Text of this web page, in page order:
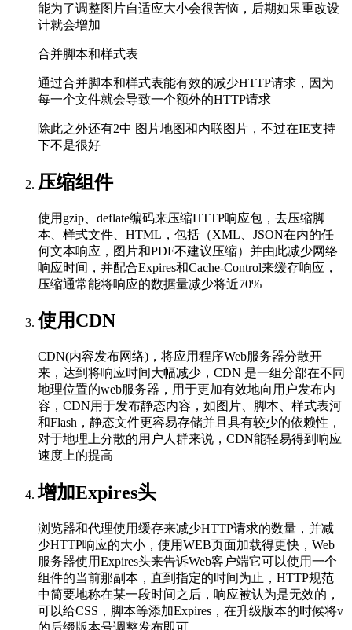
能为了调整图片自适应大小会很苦恼，后期如果重改设
计就会增加
合并脚本和样式表
通过合并脚本和样式表能有效的减少HTTP请求，因为
每一个文件就会导致一个额外的HTTP请求
除此之外还有2中 图片地图和内联图片，不过在IE支持
下不是很好
压缩组件
使用gzip、deflate编码来压缩HTTP响应包，去压缩脚
本、样式文件、HTML，包括（XML、JSON在内的任
何文本响应，图片和PDF不建议压缩）并由此减少网络
响应时间，并配合Expires和Cache-Control来缓存响应，
压缩通常能将响应的数据量减少将近70%
使用CDN
CDN(内容发布网络)，将应用程序Web服务器分散开
来，达到将响应时间大幅减少，CDN 是一组分部在不同
地理位置的web服务器，用于更加有效地向用户发布内
容，CDN用于发布静态内容，如图片、脚本、样式表河
和Flash，静态文件更容易存储并且具有较少的依赖性，
对于地理上分散的用户人群来说，CDN能轻易得到响应
速度上的提高
增加Expires头
浏览器和代理使用缓存来减少HTTP请求的数量，并减
少HTTP响应的大小，使用WEB页面加载得更快，Web
服务器使用Expires头来告诉Web客户端它可以使用一个
组件的当前那副本，直到指定的时间为止，HTTP规范
中简要地称在某一段时间之后，响应被认为是无效的，
可以给CSS，脚本等添加Expires，在升级版本的时候将v